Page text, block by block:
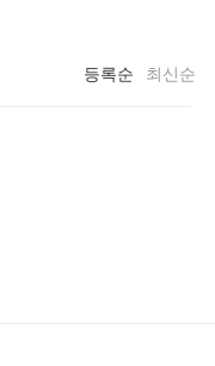
등록순 최신순